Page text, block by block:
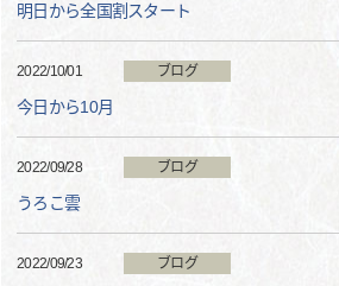
明日から全国割スタート
2022/10/01 ブログ
今日から10月
2022/09/28 ブログ
うろこ雲
2022/09/23 ブログ